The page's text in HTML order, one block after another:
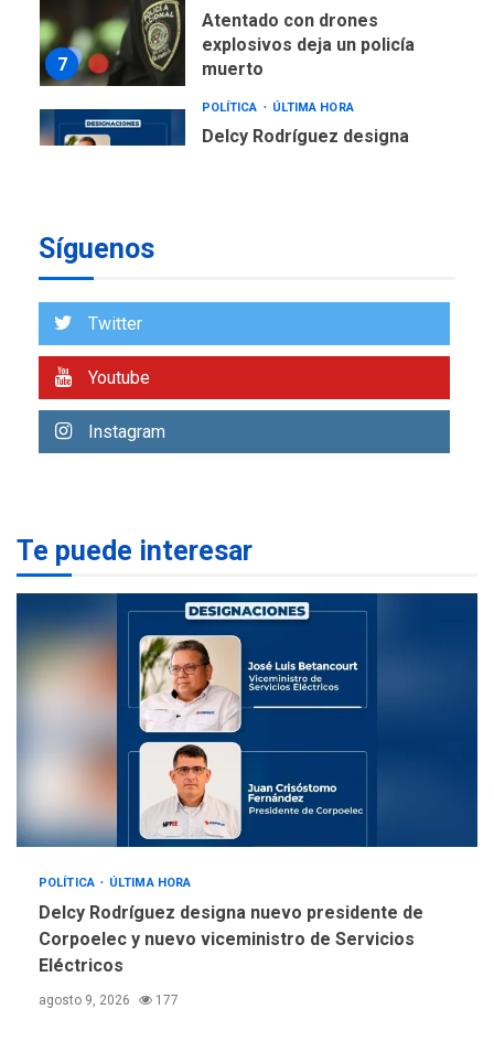
7
Atentado con drones
explosivos deja un policía
muerto
POLÍTICA ÚLTIMA HORA
Delcy Rodríguez designa
2
Argentina para despedir a
Funsone benefició a 46
4
REGIONALES
llevar a problemas
sanitarios y asumirse como
problema de orden público
REGIONALES
Alcaldía de Mariño climatiza
Núcleo del Sistema de
Orquestas Porlamar
Síguenos
Twitter
Youtube
Instagram
Te puede interesar
POLÍTICA ÚLTIMA HORA
Delcy Rodríguez designa nuevo presidente de
Corpoelec y nuevo viceministro de Servicios
Eléctricos
agosto 9, 2026 177